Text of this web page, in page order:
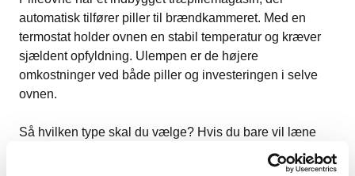
automatisk tilfører piller til brændkammeret. Med en
termostat holder ovnen en stabil temperatur og kræver
sjældent opfyldning. Ulempen er de højere
omkostninger ved både piller og investeringen i selve
ovnen.
Så hvilken type skal du vælge? Hvis du bare vil læne
dig tilbage og nyde varmen, så er en pilleovn det oplagte
valg. Er du derimod frisk på at fylde brænde på løbende,